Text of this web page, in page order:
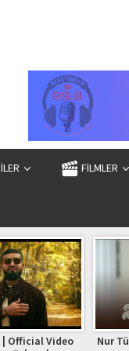
FİLMLER
Official Video
Nur